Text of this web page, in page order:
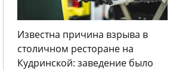
Известна причина взрыва в
столичном ресторане на
Кудринской: заведение было